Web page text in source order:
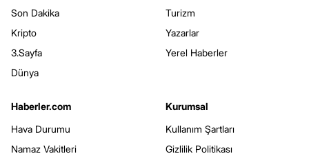
Son Dakika
Kripto
3.Sayfa
Dünya
Turizm
Yazarlar
Yerel Haberler
Haberler.com
Hava Durumu
Namaz Vakitleri
Kurumsal
Kullanım Şartları
Gizlilik Politikası